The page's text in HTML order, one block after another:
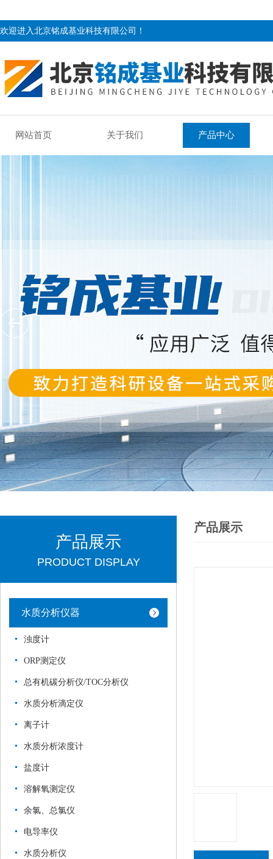
欢迎进入北京铭成基业科技有限公司！
网站首页 关于我们 产品中心
产品展示
PRODUCT DISPLAY
水质分析仪器
浊度计
ORP测定仪
总有机碳分析仪/TOC分析仪
水质分析滴定仪
离子计
水质分析浓度计
盐度计
溶解氧测定仪
余氯、总氯仪
电导率仪
水质分析仪
产品展示